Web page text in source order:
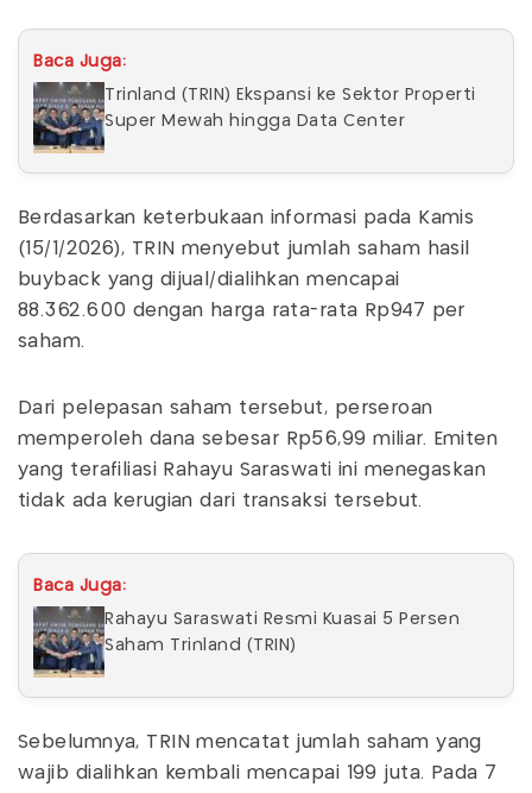
Baca Juga:
Trinland (TRIN) Ekspansi ke Sektor Properti
Super Mewah hingga Data Center
Berdasarkan keterbukaan informasi pada Kamis
(15/1/2026), TRIN menyebut jumlah saham hasil
buyback yang dijual/dialihkan mencapai
88.362.600 dengan harga rata-rata Rp947 per
saham.
Dari pelepasan saham tersebut, perseroan
memperoleh dana sebesar Rp56,99 miliar. Emiten
yang terafiliasi Rahayu Saraswati ini menegaskan
tidak ada kerugian dari transaksi tersebut.
Baca Juga:
Rahayu Saraswati Resmi Kuasai 5 Persen
Saham Trinland (TRIN)
Sebelumnya, TRIN mencatat jumlah saham yang
wajib dialihkan kembali mencapai 199 juta. Pada 7